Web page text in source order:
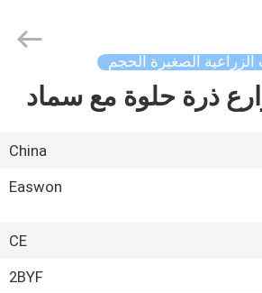
الزراعية الصغيرة الحجم
China
Easwon
CE
2BYF